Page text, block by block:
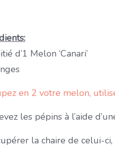
d’1 Melon ‘Canari’
en 2 votre melon,
les pépins à l’aide
la chaire de celui-